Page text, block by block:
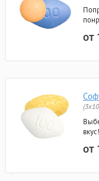
от
вкус!
от